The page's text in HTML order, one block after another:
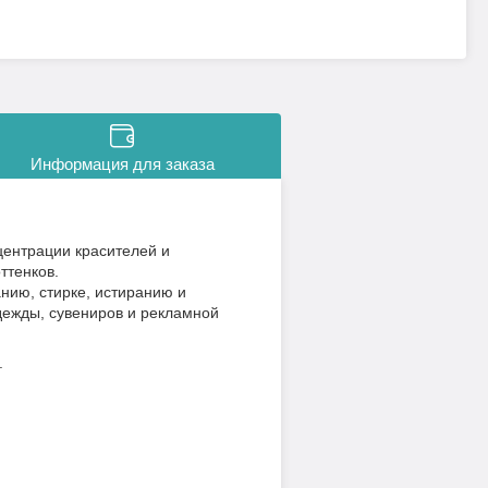
Информация для заказа
красителей и
стирке, истиранию и
сувениров и рекламной